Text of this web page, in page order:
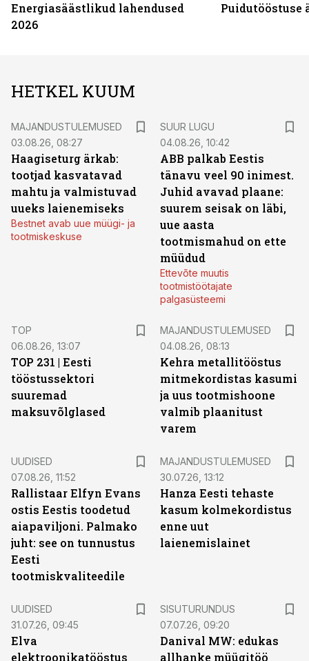
Energiasäästlikud lahendused
2026
Puidutööstuse
HETKEL KUUM
MAJANDUSTULEMUSED
03.08.26, 08:27
Haagiseturg ärkab:
tootjad kasvatavad
mahtu ja valmistuvad
uueks laienemiseks
Bestnet avab uue müügi- ja
tootmiskeskuse
SUUR LUGU
04.08.26, 10:42
ABB palkab Eestis
tänavu veel 90 inimest.
Juhid avavad plaane:
suurem seisak on läbi,
uue aasta
tootmismahud on ette
müüdud
Ettevõte muutis
tootmistöötajate
palgasüsteemi
TOP
06.08.26, 13:07
TOP 231 | Eesti
tööstussektori
suuremad
maksuvõlglased
MAJANDUSTULEMUSED
04.08.26, 08:13
Kehra metallitööstus
mitmekordistas kasumi
ja uus tootmishoone
valmib plaanitust
varem
UUDISED
07.08.26, 11:52
Rallistaar Elfyn Evans
ostis Eestis toodetud
aiapaviljoni. Palmako
juht: see on tunnustus
Eesti
tootmiskvaliteedile
MAJANDUSTULEMUSED
30.07.26, 13:12
Hanza Eesti tehaste
kasum kolmekordistus
enne uut
laienemislainet
UUDISED
31.07.26, 09:45
Elva
elektroonikatööstus
SISUTURUNDUS
07.07.26, 09:20
Danival MW: edukas
allhanke müügitöö